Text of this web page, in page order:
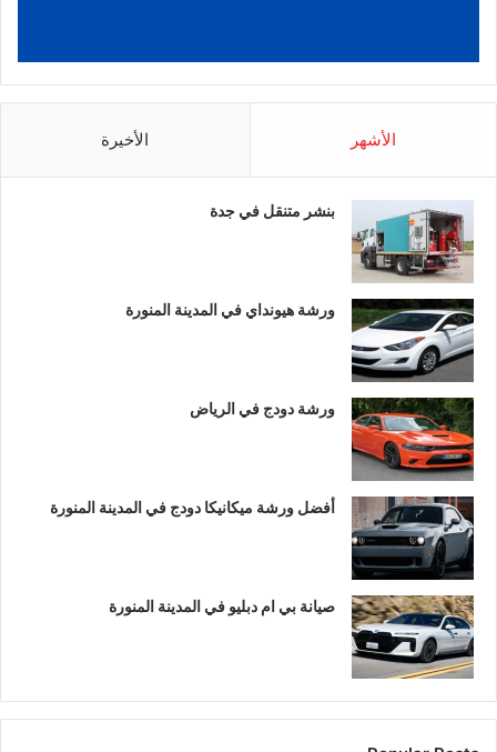
الأشهر الأخيرة
بنشر متنقل في جدة
ورشة هيونداي في المدينة المنورة
ورشة دودج في الرياض
أفضل ورشة ميكانيكا دودج في المدينة المنورة
صيانة بي ام دبليو في المدينة المنورة